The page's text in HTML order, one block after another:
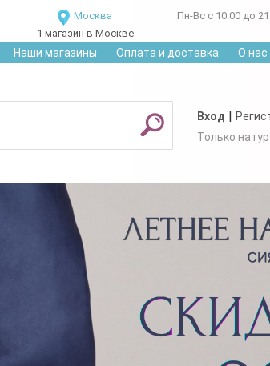
Москва
1 магазин в Москве
Пн-Вс с 10:00 до
Наши магазины Оплата и доставка О нас
Вход |
Только